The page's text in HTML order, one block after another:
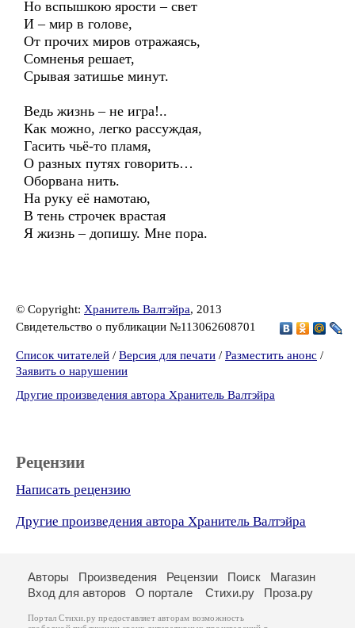
Но вспышкою ярости – свет
И – мир в голове,
От прочих миров отражаясь,
Сомненья решает,
Срывая затишье минут.
Ведь жизнь – не игра!..
Как можно, легко рассуждая,
Гасить чьё-то пламя,
О разных путях говорить…
Оборвана нить.
На руку её намотаю,
В тень строчек врастая
Я жизнь – допишу. Мне пора.
© Copyright: Хранитель Валтэйра, 2013
Свидетельство о публикации №113062608701
Список читателей / Версия для печати / Разместить анонс /
Заявить о нарушении
Другие произведения автора Хранитель Валтэйра
Рецензии
Написать рецензию
Другие произведения автора Хранитель Валтэйра
Авторы Произведения Рецензии Поиск
Магазин
Вход для авторов
О портале Стихи.ру Проза.ру
Портал Стихи.ру предоставляет авторам возможность